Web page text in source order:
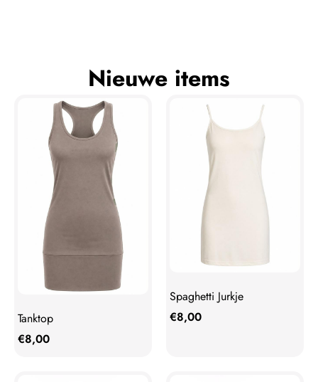
Nieuwe items
Tanktop
€8,00
Spaghetti Jurkje
€8,00